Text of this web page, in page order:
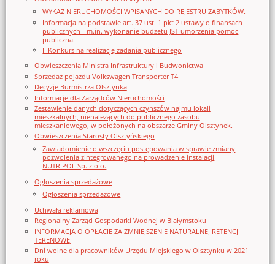
WYKAZ NIERUCHOMOŚCI WPISANYCH DO REJESTRU ZABYTKÓW.
Informacja na podstawie art. 37 ust. 1 pkt 2 ustawy o finansach
publicznych - m.in. wykonanie budżetu JST umorzenia pomoc
publiczna.
II Konkurs na realizację zadania publicznego
Obwieszczenia Ministra Infrastruktury i Budwonictwa
Sprzedaż pojazdu Volkswagen Transporter T4
Decyzje Burmistrza Olsztynka
Informacje dla Zarządców Nieruchomości
Zestawienie danych dotyczących czynszów najmu lokali
mieszkalnych, nienależących do publicznego zasobu
mieszkaniowego, w położonych na obszarze Gminy Olsztynek.
Obwieszczenia Starosty Olsztyńskiego
Zawiadomienie o wszczęciu postępowania w sprawie zmiany
pozwolenia zintegrowanego na prowadzenie instalacji
NUTRIPOL Sp. z o.o.
Ogłoszenia sprzedażowe
Ogłoszenia sprzedażowe
Uchwała reklamowa
Regionalny Zarząd Gospodarki Wodnej w Białymstoku
INFORMACJA O OPŁACIE ZA ZMNIEJSZENIE NATURALNEJ RETENCJI
TERENOWEJ
Dni wolne dla pracowników Urzędu Miejskiego w Olsztynku w 2021
roku